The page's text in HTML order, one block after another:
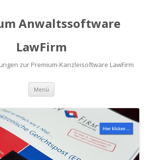
Anwaltssoftware
LawFirm
zur Premium-Kanzleisoftware LawFirm
Menü